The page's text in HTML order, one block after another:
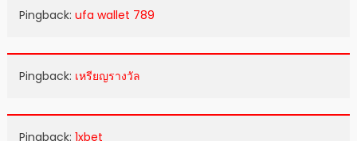
Pingback: ufa wallet 789
Pingback: เหรียญรางวัล
Pingback: 1xbet